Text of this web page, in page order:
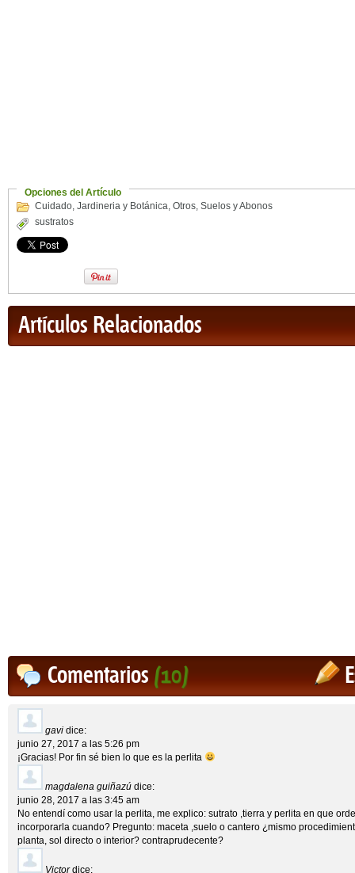
Opciones del Artículo
Cuidado, Jardineria y Botánica, Otros, Suelos y Abonos
sustratos
Artículos Relacionados
Comentarios(10)
gavi dice:
junio 27, 2017 a las 5:26 pm
¡Gracias! Por fin sé bien lo que es la perlita
magdalena guiñazú dice:
junio 28, 2017 a las 3:45 am
No entendí como usar la perlita, me explico: sutrato ,tierra y perlita en que
incorporarla cuando? Pregunto: maceta ,suelo o cantero ¿mismo
planta, sol directo o interior? contraprudecente?
Victor dice: